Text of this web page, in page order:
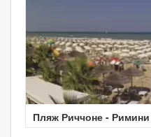
Пляж Риччоне - Римини